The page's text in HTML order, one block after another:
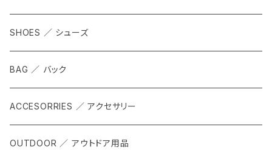
SHOES ／ シューズ
BAG ／ バック
ACCESORRIES ／ アクセサリー
OUTDOOR ／ アウトドア用品